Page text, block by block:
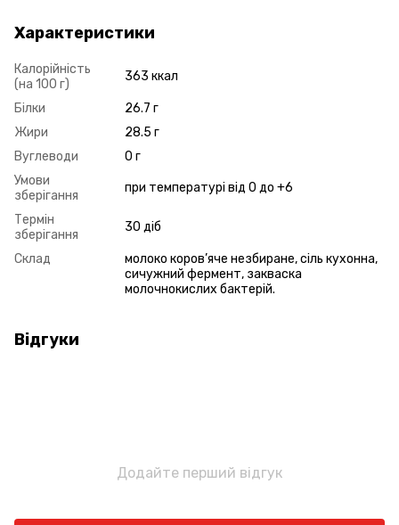
Характеристики
Калорійність
(на 100 г)
363 ккал
Білки
26.7 г
Жири
28.5 г
Вуглеводи
0 г
Умови
зберігання
при температурі від 0 до +6
Термін
зберігання
30 діб
Склад
молоко коров’яче незбиране, сіль кухонна,
сичужний фермент, закваска
молочнокислих бактерій.
Відгуки
Додайте перший відгук